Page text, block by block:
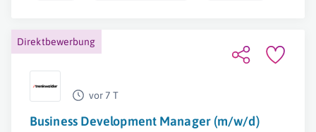
Direktbewerbung
vor 7 T
Business Development Manager (m/w/d)